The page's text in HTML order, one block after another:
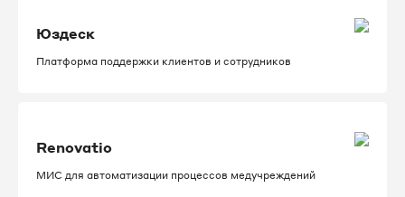
Юздеск
Платформа поддержки клиентов и сотрудников
Renovatio
МИС для автоматизации процессов медучреждений